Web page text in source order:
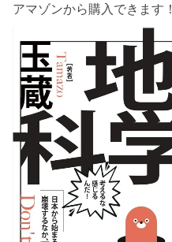
アマゾンから購入できます！